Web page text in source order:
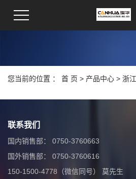
您当前的位置 ： 首 页 > 产品中心 > 浙
联系我们
国内销售部： 0750-3760663
国外销售部： 0750-3760616
150-1500-4778（微信同号） 莫先生